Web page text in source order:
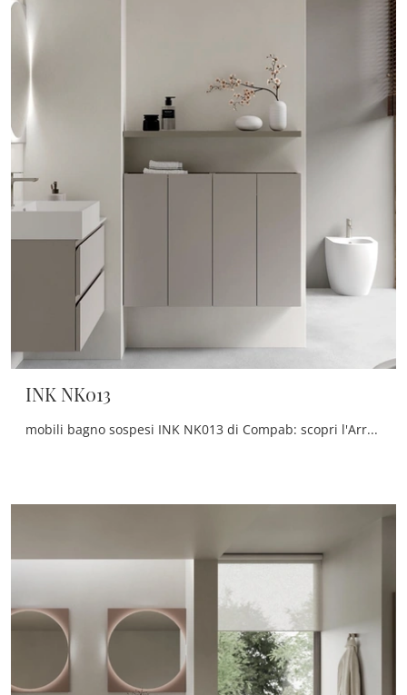
INK NK013
mobili bagno sospesi INK NK013 di Compab: scopri l'Arredo Bagno in melaminico moderno e arreda il tuo bagno.